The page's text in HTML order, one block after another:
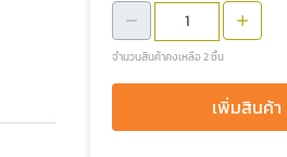
จำนวนสินค้าคงเหลือ 2 ชิ้น
เพิ่มสินค้า